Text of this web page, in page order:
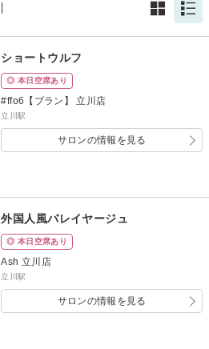
ショートウルフ
◎ 本日空席あり
#ffo6【ブラン】 立川店
立川駅
サロンの情報を見る
外国人風バレイヤージュ
◎ 本日空席あり
Ash 立川店
立川駅
サロンの情報を見る